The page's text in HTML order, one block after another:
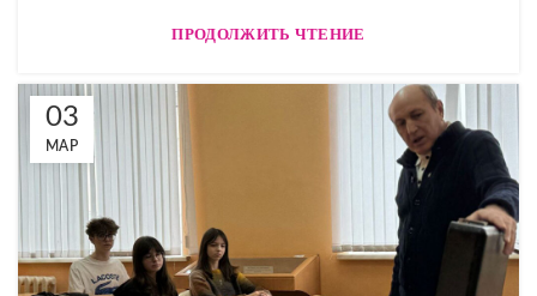
ПРОДОЛЖИТЬ ЧТЕНИЕ
03
МАР